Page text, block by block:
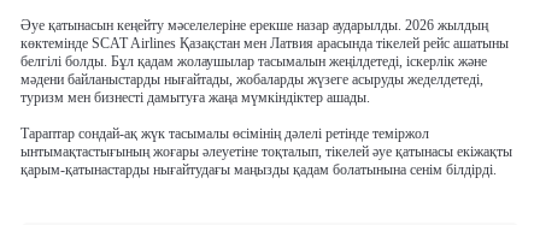
Әуе қатынасын кеңейту мәселелеріне ерекше назар аударылды. 2026 жылдың
көктемінде SCAT Airlines Қазақстан мен Латвия арасында тікелей рейс ашатыны
белгілі болды. Бұл қадам жолаушылар тасымалын жеңілдетеді, іскерлік және
мәдени байланыстарды нығайтады, жобаларды жүзеге асыруды жеделдетеді,
туризм мен бизнесті дамытуға жаңа мүмкіндіктер ашады.
Тараптар сондай-ақ жүк тасымалы өсімінің дәлелі ретінде теміржол
ынтымақтастығының жоғары әлеуетіне тоқталып, тікелей әуе қатынасы екіжақты
қарым-қатынастарды нығайтудағы маңызды қадам болатынына сенім білдірді.